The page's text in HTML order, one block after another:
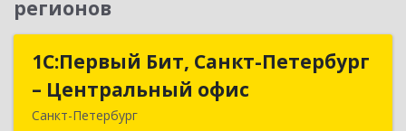
регионов
1С:Первый Бит, Санкт-Петербург
– Центральный офис
Санкт-Петербург
1С:Первый Бит, Санкт-Петербург
– Центральный офис